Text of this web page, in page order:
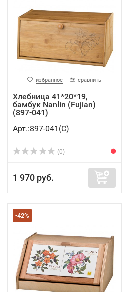
избранное сравнить
Хлебница 41*20*19,
бамбук Nanlin (Fujian)
(897-041)
Арт.:897-041(C)
(0)
1 970 руб.
-42%